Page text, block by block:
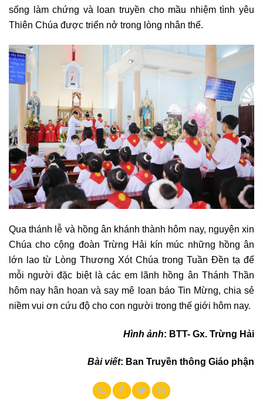
sống làm chứng và loan truyền cho mầu nhiệm tình yêu
Thiên Chúa được triển nở trong lòng nhân thế.
Qua thánh lễ và hồng ân khánh thành hôm nay, nguyện xin
Chúa cho cộng đoàn Trừng Hải kín múc những hồng ân
lớn lao từ Lòng Thương Xót Chúa trong Tuần Đền tạ để
mỗi người đặc biệt là các em lãnh hồng ân Thánh Thần
hôm nay hân hoan và say mê loan báo Tin Mừng, chia sẻ
niềm vui ơn cứu độ cho con người trong thế giới hôm nay.
Hình ảnh: BTT- Gx. Trừng Hải
Bài viết: Ban Truyền thông Giáo phận